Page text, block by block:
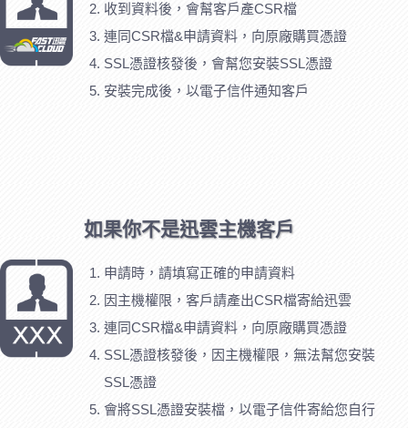
收到資料後，會幫客戶產CSR檔
連同CSR檔&申請資料，向原廠購買憑證
SSL憑證核發後，會幫您安裝SSL憑證
安裝完成後，以電子信件通知客戶
如果你不是迅雲主機客戶
申請時，請填寫正確的申請資料
因主機權限，客戶請產出CSR檔寄給迅雲
連同CSR檔&申請資料，向原廠購買憑證
SSL憑證核發後，因主機權限，無法幫您安裝
SSL憑證
會將SSL憑證安裝檔，以電子信件寄給您自行